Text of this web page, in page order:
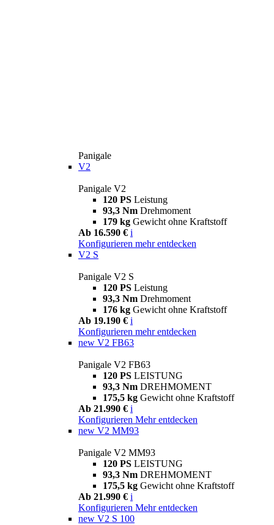
Panigale
V2
Panigale V2
120 PS Leistung
93,3 Nm Drehmoment
179 kg Gewicht ohne Kraftstoff
Ab 16.590 € i
Konfigurieren mehr entdecken
V2 S
Panigale V2 S
120 PS Leistung
93,3 Nm Drehmoment
176 kg Gewicht ohne Kraftstoff
Ab 19.190 € i
Konfigurieren mehr entdecken
new V2 FB63
Panigale V2 FB63
120 PS LEISTUNG
93,3 Nm DREHMOMENT
175,5 kg Gewicht ohne Kraftstoff
Ab 21.990 € i
Konfigurieren Mehr entdecken
new V2 MM93
Panigale V2 MM93
120 PS LEISTUNG
93,3 Nm DREHMOMENT
175,5 kg Gewicht ohne Kraftstoff
Ab 21.990 € i
Konfigurieren Mehr entdecken
new V2 S 100